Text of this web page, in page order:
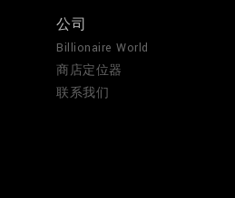
公司
Billionaire World
商店定位器
联系我们